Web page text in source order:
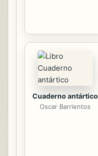
Cuaderno antártico
Oscar Barrientos